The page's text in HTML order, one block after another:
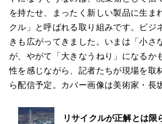
を持たせ、まったく新しい製品に生ま
クル」と呼ばれる取り組みです。ビジ
きも広がってきました。いまは「小さ
が、やがて「大きなうねり」になるか
性を感じながら、記者たちが現場を取
ら配信予定。カバー画像は美術家・長
リサイクルが正解とは